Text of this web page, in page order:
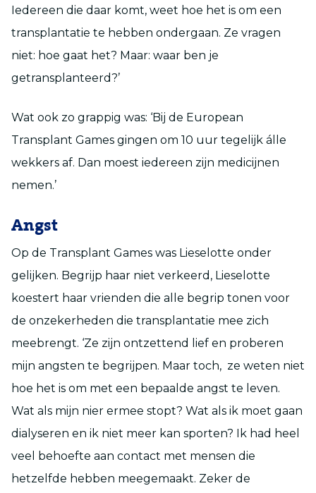
Iedereen die daar komt, weet hoe het is om een
transplantatie te hebben ondergaan. Ze vragen
niet: hoe gaat het? Maar: waar ben je
getransplanteerd?’
Wat ook zo grappig was: ‘Bij de European
Transplant Games gingen om 10 uur tegelijk álle
wekkers af. Dan moest iedereen zijn medicijnen
nemen.’
Angst
Op de Transplant Games was Lieselotte onder
gelijken. Begrijp haar niet verkeerd, Lieselotte
koestert haar vrienden die alle begrip tonen voor
de onzekerheden die transplantatie mee zich
meebrengt. ‘Ze zijn ontzettend lief en proberen
mijn angsten te begrijpen. Maar toch, ze weten niet
hoe het is om met een bepaalde angst te leven.
Wat als mijn nier ermee stopt? Wat als ik moet gaan
dialyseren en ik niet meer kan sporten? Ik had heel
veel behoefte aan contact met mensen die
hetzelfde hebben meegemaakt. Zeker de